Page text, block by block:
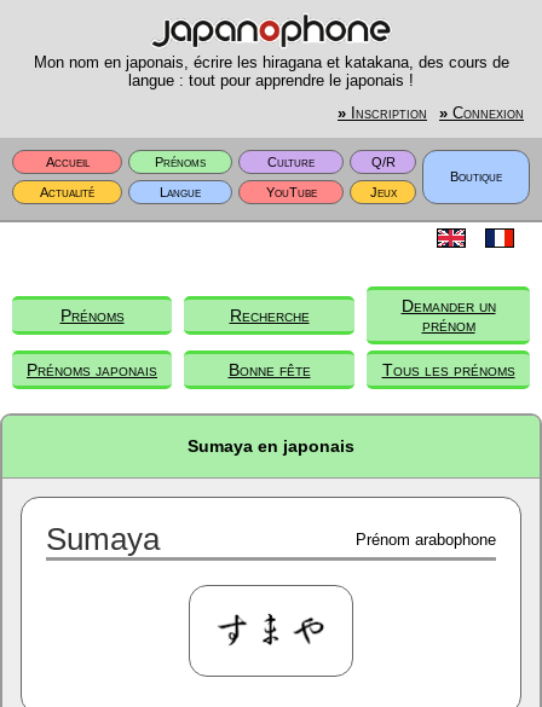
Mon nom en japonais, écrire les hiragana et katakana, des cours de
langue : tout pour apprendre le japonais !
» Inscription » Connexion
Accueil Prénoms Culture
Q/R
Boutique
Actualité
Langue YouTube Jeux
Prénoms Recherche
Demander un
prénom
Prénoms japonais Bonne fête Tous les prénoms
Sumaya en japonais
Sumaya Prénom arabophone